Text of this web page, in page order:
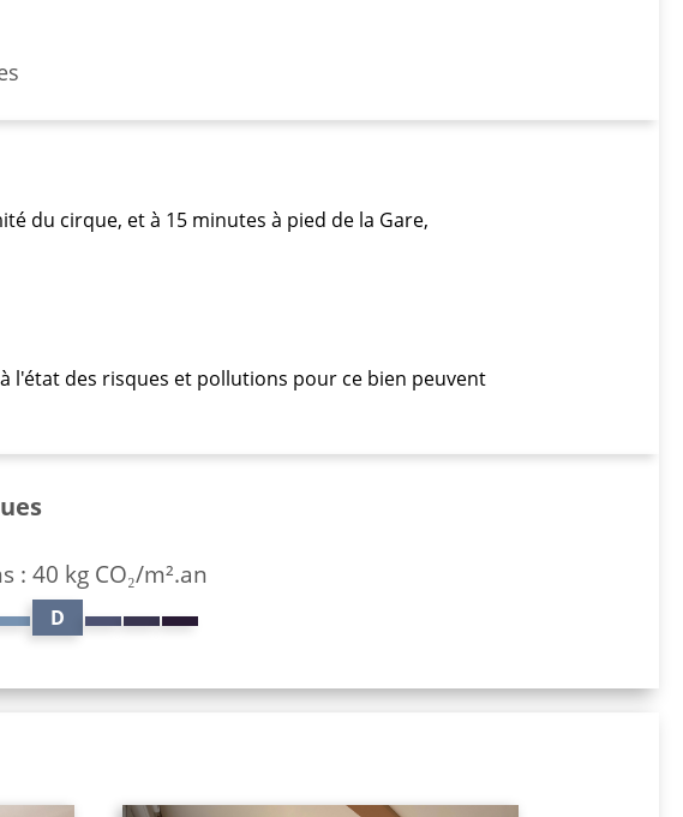
du cirque, et à 15 minutes à pied de la Gare,
des risques et pollutions pour ce bien peuvent
: 40 kg CO₂/m².an
D